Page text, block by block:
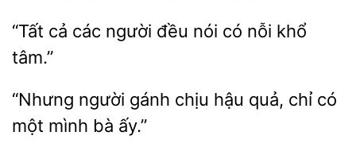
“Tất cả người đều có nỗi khổ
gánh chịu hậu quả, chỉ
một mình bà ấy.”